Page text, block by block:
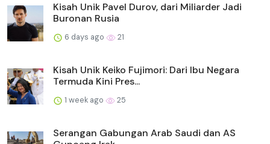
Kisah Unik Pavel Durov, dari Miliarder Jadi
Buronan Rusia
6 days ago 21
Kisah Unik Keiko Fujimori: Dari Ibu Negara
Termuda Kini Pres...
1 week ago 25
Serangan Gabungan Arab Saudi dan AS